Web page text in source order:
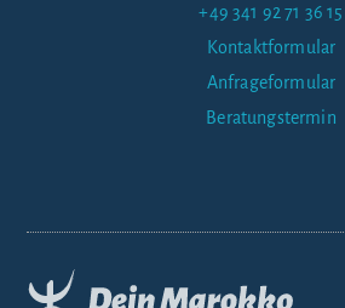
+49 341 92 71 36 15
Kontaktformular
Anfrageformular
Beratungstermin